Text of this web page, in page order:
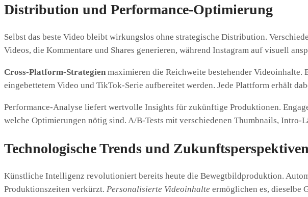
Distribution und Performance-Optimierung
Selbst das beste Video bleibt wirkungslos ohne strategische Distribution.
Videos, die Kommentare und Shares generieren, während Instagram auf visuell
Cross-Platform-Strategien maximieren die Reichweite bestehender
eingebettetem Video und TikTok-Serie aufbereitet werden. Jede Plattform erhält
Performance-Analyse liefert wertvolle Insights für zukünftige Produktionen.
welche Optimierungen nötig sind. A/B-Tests mit verschiedenen Thumbnails,
Technologische Trends und Zukunftsperspektiven
Künstliche Intelligenz revolutioniert bereits heute die Bewegtbildproduktion.
Produktionszeiten verkürzt. Personalisierte Videoinhalte ermöglichen es, dieselbe